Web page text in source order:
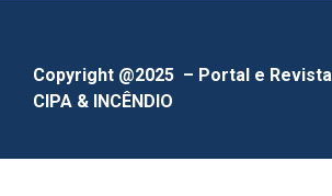
Copyright @2025 – Portal e Revista
CIPA & INCÊNDIO